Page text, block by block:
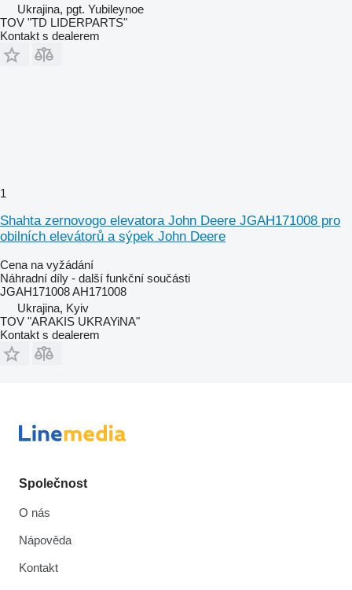
Ukrajina, pgt. Yubileynoe
TOV "TD LIDERPARTS"
Kontakt s dealerem
1
Shahta zernovogo elevatora John Deere JGAH171008 pro
obilních elevátorů a sýpek John Deere
Cena na vyžádání
Náhradní díly - další funkční součásti
JGAH171008 AH171008
Ukrajina, Kyiv
TOV "ARAKIS UKRAYiNA"
Kontakt s dealerem
Společnost
O nás
Nápověda
Kontakt